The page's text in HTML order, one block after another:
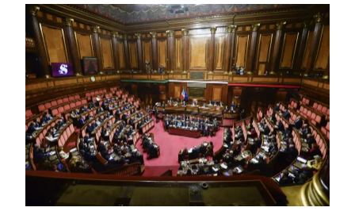
Dl
Transizione
5.0,
dal
Senato
via
libera
alla
fiducia